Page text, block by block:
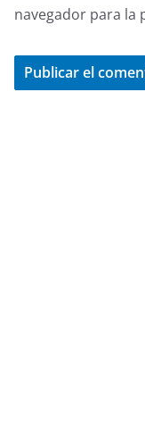
navegador para la